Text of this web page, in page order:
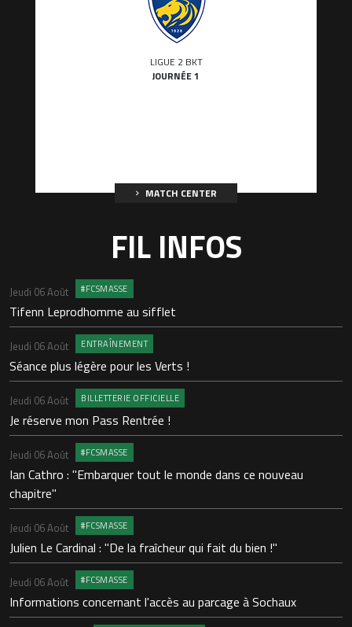
LIGUE 2 BKT
JOURNÉE 1
MATCH CENTER
FIL INFOS
Jeudi 06 Août #FCSMASSE
Tifenn Leprodhomme au sifflet
Jeudi 06 Août ENTRAÎNEMENT
Séance plus légère pour les Verts !
Jeudi 06 Août BILLETTERIE OFFICIELLE
Je réserve mon Pass Rentrée !
Jeudi 06 Août #FCSMASSE
Ian Cathro : "Embarquer tout le monde dans ce nouveau
chapitre"
Jeudi 06 Août #FCSMASSE
Julien Le Cardinal : "De la fraîcheur qui fait du bien !"
Jeudi 06 Août #FCSMASSE
Informations concernant l'accès au parcage à Sochaux